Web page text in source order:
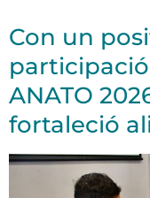
Con un
ANATO
fortaleció